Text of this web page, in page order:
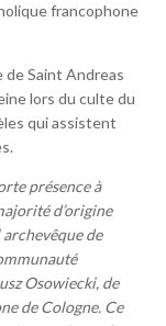
francophone
de Saint Andreas
lors du culte du
qui assistent
présence à
d’origine
de
Osowiecki, de
de Cologne. Ce